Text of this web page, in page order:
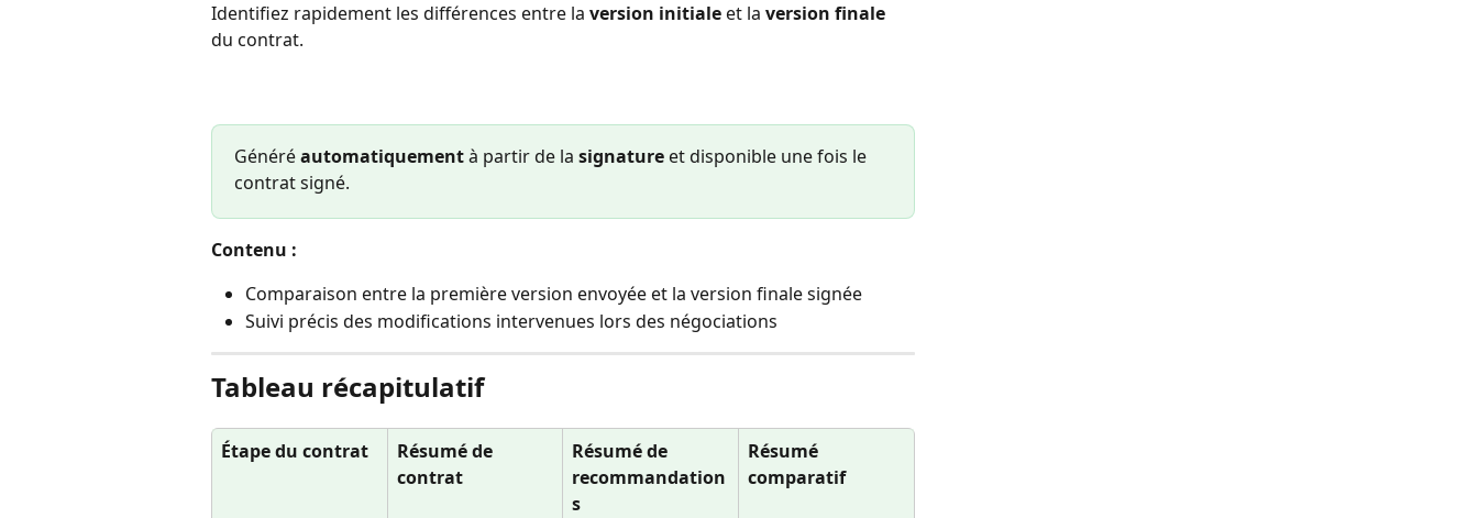
Identifiez rapidement les différences entre la version initiale et la version finale
du contrat.
Généré automatiquement à partir de la signature et disponible une fois le
contrat signé.
Contenu :
Comparaison entre la première version envoyée et la version finale signée
Suivi précis des modifications intervenues lors des négociations
Tableau récapitulatif
Étape du contrat
Résumé de
contrat
Résumé de
recommandation
s
Résumé
comparatif